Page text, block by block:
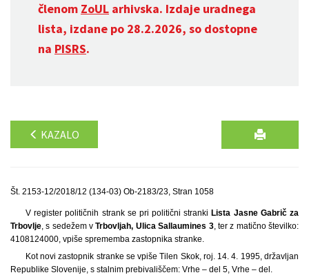
členom ZoUL arhivska. Izdaje uradnega
lista, izdane po 28.2.2026, so dostopne
na PISRS.
KAZALO
Št. 2153-12/2018/12 (134-03) Ob-2183/23, Stran 1058
V register političnih strank se pri politični stranki Lista Jasne Gabrič za
Trbovlje, s sedežem vTrbovljah, Ulica Sallaumines 3, ter z matično številko:
4108124000, vpiše sprememba zastopnika stranke.
Kot novi zastopnik stranke se vpiše Tilen Skok, roj. 14. 4. 1995, državljan
Republike Slovenije, s stalnim prebivališčem: Vrhe – del 5, Vrhe – del.